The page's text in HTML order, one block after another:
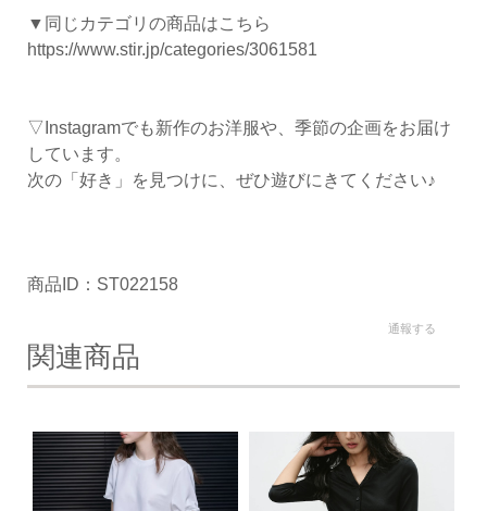
▼同じカテゴリの商品はこちら
https://www.stir.jp/categories/3061581
▽Instagramでも新作のお洋服や、季節の企画をお届け
しています。
次の「好き」を見つけに、ぜひ遊びにきてください♪
商品ID：ST022158
通報する
関連商品